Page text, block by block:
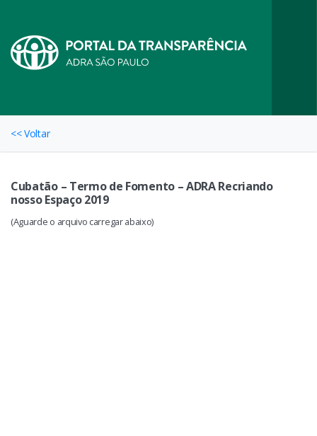
<< Voltar
Cubatão – Termo de Fomento – ADRA Recriando
nosso Espaço 2019
(Aguarde o arquivo carregar abaixo)